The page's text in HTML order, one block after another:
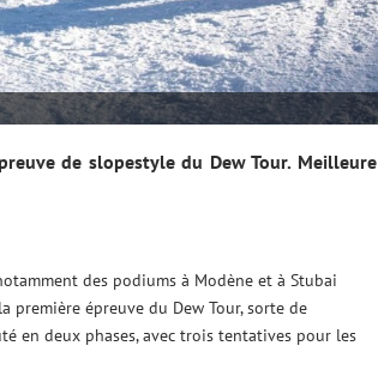
de slopestyle du Dew Tour. Meilleure
des podiums à Modène et à Stubai
première épreuve du Dew Tour, sorte de
en deux phases, avec trois tentatives pour les